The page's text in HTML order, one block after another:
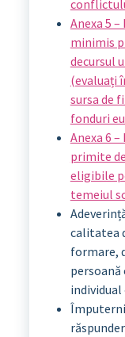
Anexa 5
minimis
decursul
(evaluați
sursa de
fonduri
Anexa 6
primite
eligibile
temeiul
calitatea
formare,
individual